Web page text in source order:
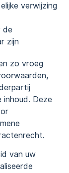
verwijzing
de
zijn
zo vroeg
inhoud. Deze
van uw